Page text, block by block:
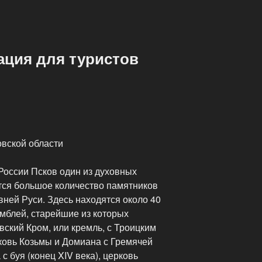
для туристов
области
Псков один из духовных
большое количество памятников
Руси. Здесь находятся около 40
старейшие из которых
Кром, или кремль, с Троицким
Козьмы и Домиана с Гремячей
буя (конец XIV века), церковь